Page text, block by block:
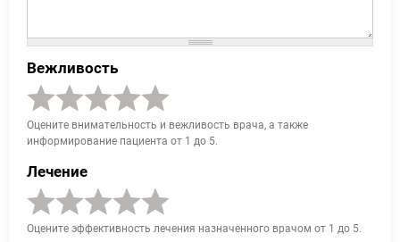
Вежливость
Оцените внимательность и вежливость врача, а также
информирование пациента от 1 до 5.
Лечение
Оцените эффективность лечения назначенного врачом от 1 до 5.